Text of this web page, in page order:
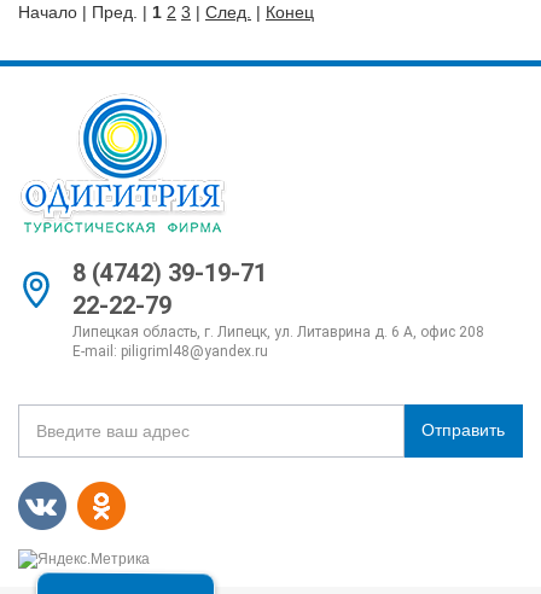
Начало | Пред. | 1 2 3 | След. | Конец
8 (4742) 39-19-71
22-22-79
Липецкая область, г. Липецк, ул. Литаврина д. 6 А, офис 208
E-mail: piligriml48@yandex.ru
Отправить